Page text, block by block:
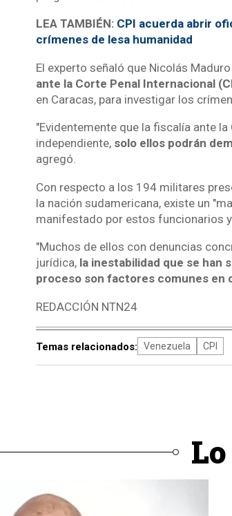
LEA TAMBIÉN: CPI acuerda abrir
crímenes de lesa humanidad
El experto señaló que Nicolás
ante la Corte Penal Internacional
en Caracas, para investigar los
"Evidentemente que la fiscalía ante
independiente, solo ellos podrán
agregó.
Con respecto a los 194 militares
la nación sudamericana, existe un
manifestado por estos funcionarios
"Muchos de ellos con denuncias
jurídica, la inestabilidad que se han
proceso son factores comunes en
REDACCIÓN NTN24
Temas relacionados: Venezuela CPI